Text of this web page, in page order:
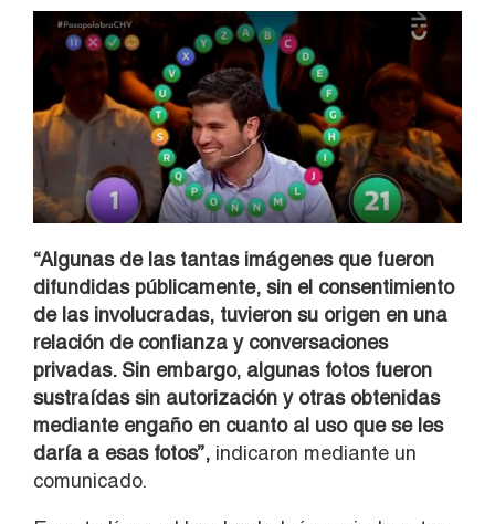
“Algunas de las tantas imágenes que fueron
difundidas públicamente, sin el consentimiento
de las involucradas, tuvieron su origen en una
relación de confianza y conversaciones
privadas. Sin embargo, algunas fotos fueron
sustraídas sin autorización y otras obtenidas
mediante engaño en cuanto al uso que se les
daría a esas fotos”, indicaron mediante un
comunicado.